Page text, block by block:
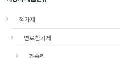
첨가제
연료첨가제
가솔린